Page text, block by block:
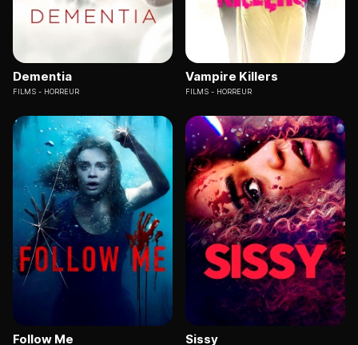
Dementia
FILMS HORREUR
Vampire Killers
FILMS HORREUR
Follow Me Sissy